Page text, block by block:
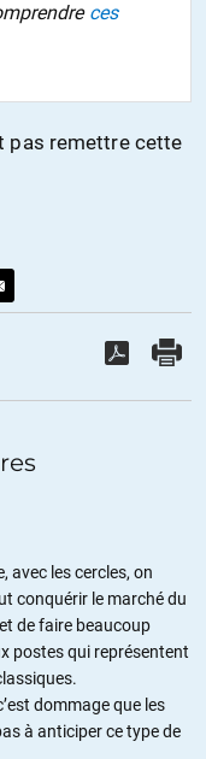
ces
pas remettre cette
avec les cercles, on
conquérir le marché du
de faire beaucoup
postes qui représentent
dommage que les
à anticiper ce type de